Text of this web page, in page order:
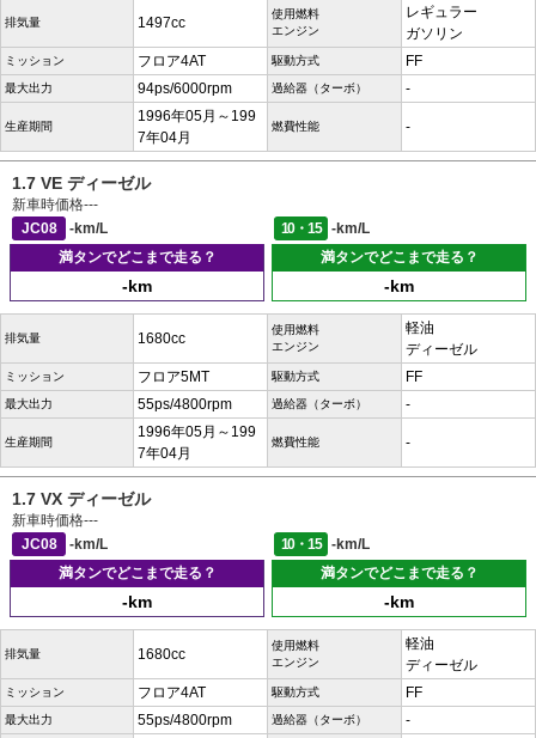
排気量 1497cc
使用燃料
エンジン
レギュラー
ガソリン
ミッション フロア4AT 駆動方式 FF
最大出力 94ps/6000rpm 過給器（ターボ） -
生産期間
1996年05月～199
7年04月
燃費性能 -
1.7 VE ディーゼル
新車時価格---
JC08
-km/L 10・15
-km/L
満タンでどこまで走る？
-km
満タンでどこまで走る？
-km
排気量 1680cc
使用燃料
エンジン
軽油
ディーゼル
ミッション フロア5MT 駆動方式 FF
最大出力 55ps/4800rpm 過給器（ターボ） -
生産期間
1996年05月～199
7年04月
燃費性能 -
1.7 VX ディーゼル
新車時価格---
JC08
-km/L 10・15
-km/L
満タンでどこまで走る？
-km
満タンでどこまで走る？
-km
排気量 1680cc
使用燃料
エンジン
軽油
ディーゼル
ミッション フロア4AT 駆動方式 FF
最大出力 55ps/4800rpm 過給器（ターボ） -